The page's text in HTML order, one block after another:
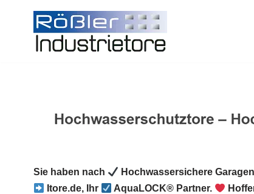
Sie haben nach Hochwassersichere
Itore.de, Ihr
AquaLOCK® Partner.